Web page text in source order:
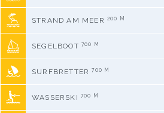
STRAND AM MEER 200 M
SEGELBOOT 700 M
SURFBRETTER 700 M
WASSERSKI 700 M